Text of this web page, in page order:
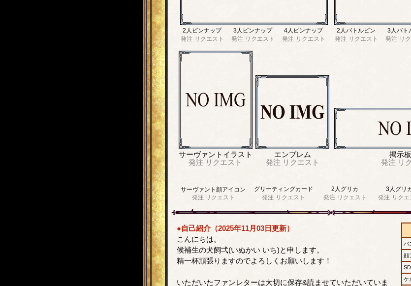
2人ピンナップ
発注 リクエスト
3人ピンナップ
発注 リクエスト
4人ピンナップ
発注 リクエスト
2人バトルピン
発注 リクエスト
3人バト
発注 リ
サーヴァントイラスト
発注 リクエスト
エンブレム
発注 リクエスト
掲示
発注 リ
サーヴァント顔アイコン
発注 リクエスト
グリーティングカード
発注 リクエスト
2人グリカ
発注 リクエスト
3人グリ
発注 リクエ
バ
顔
ケ
●自己紹介（2025年11月03日更新）
こんにちは。
候補生の犬飼弌(いぬかい いち)と申します。
精一杯頑張りますのでよろしくお願いします！
いただいたファンレターは大切に保存&読ませていただいていま